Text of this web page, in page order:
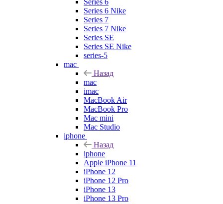
Series 6
Series 6 Nike
Series 7
Series 7 Nike
Series SE
Series SE Nike
series-5
mac
Назад
mac
imac
MacBook Air
MacBook Pro
Mac mini
Mac Studio
iphone
Назад
iphone
Apple iPhone 11
iPhone 12
iPhone 12 Pro
iPhone 13
iPhone 13 Pro